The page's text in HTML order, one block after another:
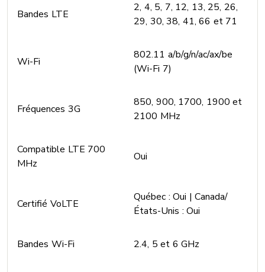
Bandes LTE
2, 4, 5, 7, 12, 13, 25, 26,
29, 30, 38, 41, 66 et 71
Wi-Fi
802.11 a/b/g/n/ac/ax/be
(Wi-Fi 7)
Fréquences 3G
850, 900, 1700, 1900 et
2100 MHz
Compatible LTE 700
MHz
Oui
Certifié VoLTE
Québec : Oui | Canada/
États-Unis : Oui
Bandes Wi-Fi 2.4, 5 et 6 GHz